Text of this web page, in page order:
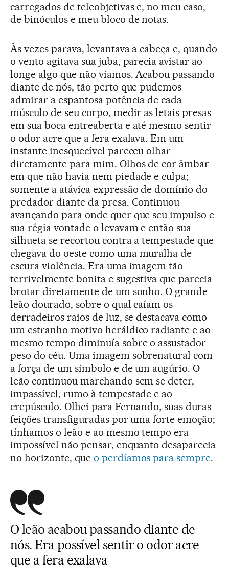
carregados de teleobjetivas e, no meu caso,
de binóculos e meu bloco de notas.
Às vezes parava, levantava a cabeça e, quando
o vento agitava sua juba, parecia avistar ao
longe algo que não víamos. Acabou passando
diante de nós, tão perto que pudemos
admirar a espantosa potência de cada
músculo de seu corpo, medir as letais presas
em sua boca entreaberta e até mesmo sentir
o odor acre que a fera exalava. Em um
instante inesquecível pareceu olhar
diretamente para mim. Olhos de cor âmbar
em que não havia nem piedade e culpa;
somente a atávica expressão de domínio do
predador diante da presa. Continuou
avançando para onde quer que seu impulso e
sua régia vontade o levavam e então sua
silhueta se recortou contra a tempestade que
chegava do oeste como uma muralha de
escura violência. Era uma imagem tão
terrivelmente bonita e sugestiva que parecia
brotar diretamente de um sonho. O grande
leão dourado, sobre o qual caíam os
derradeiros raios de luz, se destacava como
um estranho motivo heráldico radiante e ao
mesmo tempo diminuía sobre o assustador
peso do céu. Uma imagem sobrenatural com
a força de um símbolo e de um augúrio. O
leão continuou marchando sem se deter,
impassível, rumo à tempestade e ao
crepúsculo. Olhei para Fernando, suas duras
feições transfiguradas por uma forte emoção;
tínhamos o leão e ao mesmo tempo era
impossível não pensar, enquanto desaparecia
no horizonte, que o perdíamos para sempre.
O leão acabou passando diante de
nós. Era possível sentir o odor acre
que a fera exalava